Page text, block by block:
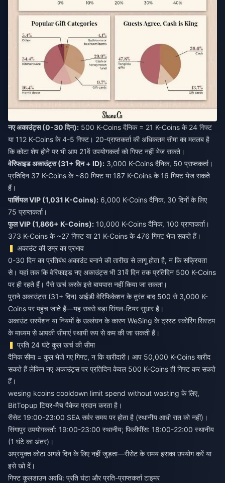
नए अकाउंट्स (0-30 दिन): 500 K-Coins दैनिक = 21 K-Coins के 24 गिफ्ट
या 112 K-Coins के 4-5 गिफ्ट। 20-प्राप्तकर्ता की अधिकतम सीमा का मतलब है
कि कोटा शेष होने पर भी आप 21वें उपयोगकर्ता को गिफ्ट नहीं भेज सकते।
वेरिफाइड अकाउंट्स (31+ दिन + ID): 3,000 K-Coins दैनिक, 50 प्राप्तकर्ता।
प्रतिदिन 37 K-Coins के ~80 गिफ्ट या 187 K-Coins के 16 गिफ्ट भेज सकते
हैं।
पार्शियल VIP (1,031 K-Coins): 6,000 K-Coins दैनिक, 30 दिनों के लिए
75 प्राप्तकर्ता।
फुल VIP (1,866+ K-Coins): 10,000 K-Coins दैनिक, 100 प्राप्तकर्ता।
373 K-Coins के ~27 गिफ्ट या 21 K-Coins के 476 गिफ्ट भेज सकते हैं।
अकाउंट की उम्र का प्रभाव
0-30 दिन का प्रतिबंध अकाउंट बनाने की तारीख से लागू होता है, न कि सक्रियता
से। यहां तक कि वेरिफाइड नए अकाउंट्स भी 31वें दिन तक प्रतिदिन 500 K-Coins
पर ही रहते हैं। पैसे खर्च करके इसे बायपास नहीं किया जा सकता।
पुराने अकाउंट्स (31+ दिन) आईडी वेरिफिकेशन के तुरंत बाद 500 से 3,000 K-
Coins पर पहुंच जाते हैं—यह सबसे बड़ा सिंगल-टियर सुधार है।
अकाउंट सस्पेंशन या नियमों के उल्लंघन के कारण WeSing के ट्रस्ट स्कोरिंग सिस्टम
के माध्यम से आपकी सीमाएं स्थायी रूप से कम की जा सकती हैं।
प्रति 24 घंटे कुल खर्च की सीमा
दैनिक सीमा = कुल भेजे गए गिफ्ट, न कि खरीदारी। आप 50,000 K-Coins खरीद
सकते हैं लेकिन नए अकाउंट्स पर प्रतिदिन केवल 500 K-Coins ही गिफ्ट कर सकते
हैं।
wesing kcoins cooldown limit spend without wasting के लिए,
BitTopup टियर-मैच पैकेज प्रदान करता है।
रीसेट 19:00-23:00 SEA सर्वर समय पर होता है (स्थानीय आधी रात को नहीं)।
सिंगापुर उपयोगकर्ता: 19:00-23:00 स्थानीय; फिलीपींस: 18:00-22:00 स्थानीय
(1 घंटे का अंतर)।
अप्रयुक्त कोटा अगले दिन के लिए नहीं जुड़ता—रीसेट के समय इसका उपयोग करें या
इसे खो दें।
गिफ्ट कूलडाउन अवधि: प्रति घंटा और प्रति-प्राप्तकर्ता टाइमर